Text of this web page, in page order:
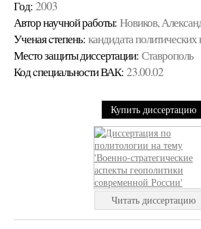
Год: 2003
Автор научной работы: Новиков,
Ученая cтепень: кандидата политических
Место защиты диссертации: Ставрополь
Код cпециальности ВАК: 23.00.02
Купить диссертацию
Читать диссертацию